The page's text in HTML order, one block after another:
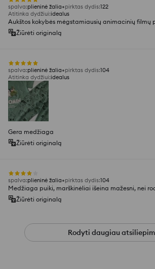
spalva:plieninė žalia pirktas dydis:122
Atitinka dydžiui:idealus
Aukštos kokybės mėgstamiausių animacinių filmų
Žiūrėti originalą
spalva:plieninė žalia pirktas dydis:104
Atitinka dydžiui:idealus
Gera medžiaga
Žiūrėti originalą
spalva:plieninė žalia pirktas dydis:104
Medžiaga puiki, marškinėliai išeina mažesni, nei
Žiūrėti originalą
Rodyti daugiau